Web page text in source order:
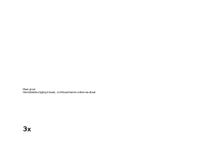
Meer groei
Gemiddelde stijging in leads, zichtbaarheid en online resultaat
3x